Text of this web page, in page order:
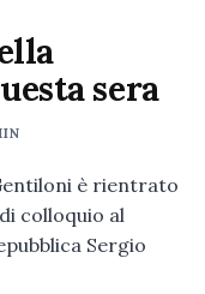
sera
è rientrato
colloquio al
Sergio